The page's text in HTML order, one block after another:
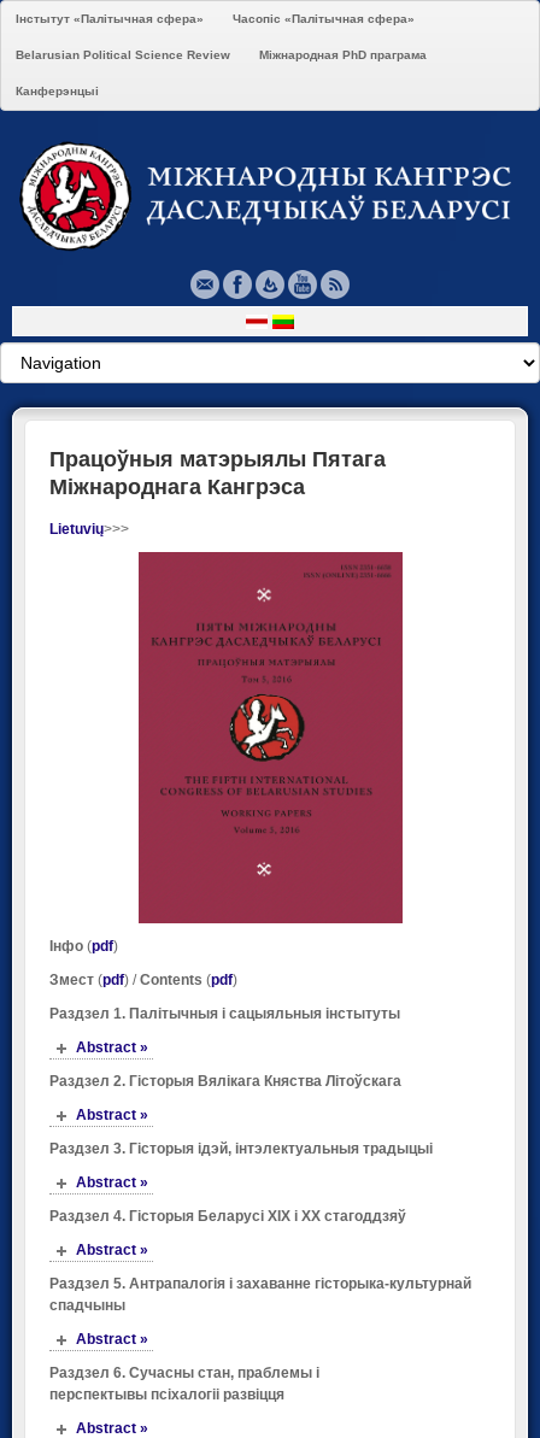
Інстытут «Палітычная сфера» Часопіс «Палітычная сфера»
Belarusian Political Science Review Міжнародная PhD праграма
Канферэнцыі
Працоўныя матэрыялы Пятага
Міжнароднага Кангрэса
Lietuvių>>>
Інфо (pdf)
Змест (pdf) /Contents (pdf)
Раздзел 1. Палітычныя і сацыяльныя інстытуты
Abstract »
Раздзел 2. Гісторыя Вялікага Княства Літоўскага
Abstract »
Раздзел 3. Гісторыя ідэй, інтэлектуальныя традыцыі
Abstract »
Раздзел 4. Гісторыя Беларусі ХІХ і ХХ стагоддзяў
Abstract »
Раздзел 5. Антрапалогія і захаванне гісторыка-культурнай
спадчыны
Abstract »
Раздзел 6. Сучасны стан, праблемы і
перспектывы псіхалогіі развіцця
Abstract »